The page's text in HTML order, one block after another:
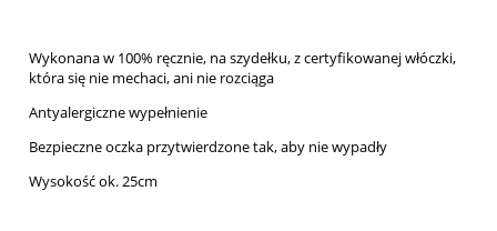
Wykonana w 100% ręcznie, na szydełku, z certyfikowanej włóczki,
która się nie mechaci, ani nie rozciąga
Antyalergiczne wypełnienie
Bezpieczne oczka przytwierdzone tak, aby nie wypadły
Wysokość ok. 25cm